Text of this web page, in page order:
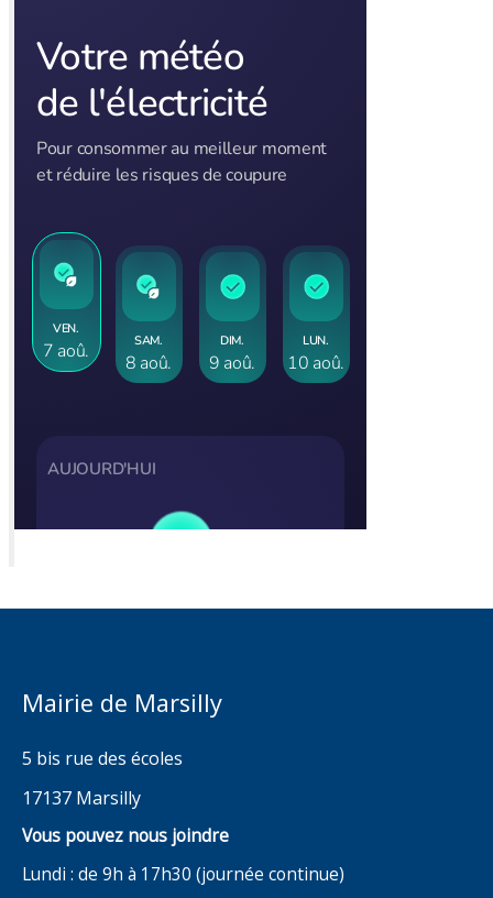
Mairie de Marsilly
5 bis rue des écoles
17137 Marsilly
Vous pouvez nous joindre
Lundi : de 9h à 17h30 (journée continue)